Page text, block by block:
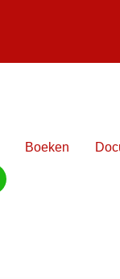
Boeken